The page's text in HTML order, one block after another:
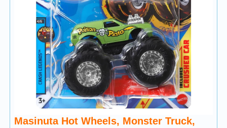
Masinuta Hot Wheels, Monster Truck,